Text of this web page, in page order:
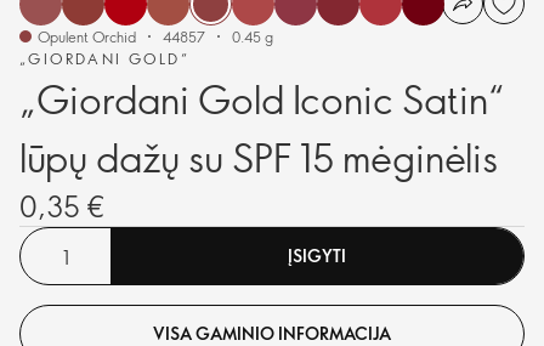
„GIORDANI GOLD“
„Giordani Gold Iconic Satin“
lūpų dažų su SPF 15 mėginėlis
Opulent Orchid 44857 0.45 g
0,35 €
ĮSIGYTI
VISA GAMINIO INFORMACIJA